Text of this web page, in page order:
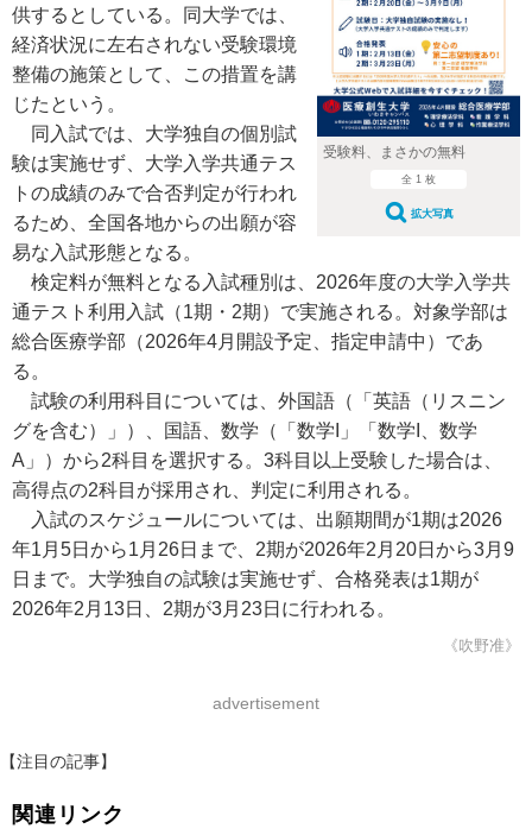
受験料、まさかの無料
全 1 枚
拡大写真
供するとしている。同大学では、
経済状況に左右されない受験環境
整備の施策として、この措置を講
じたという。
同入試では、大学独自の個別試
験は実施せず、大学入学共通テス
トの成績のみで合否判定が行われ
るため、全国各地からの出願が容
易な入試形態となる。
検定料が無料となる入試種別は、2026年度の大学入学共
通テスト利用入試（1期・2期）で実施される。対象学部は
総合医療学部（2026年4月開設予定、指定申請中）であ
る。
試験の利用科目については、外国語（「英語（リスニン
グを含む）」）、国語、数学（「数学I」「数学I、数学
A」）から2科目を選択する。3科目以上受験した場合は、
高得点の2科目が採用され、判定に利用される。
入試のスケジュールについては、出願期間が1期は2026
年1月5日から1月26日まで、2期が2026年2月20日から3月9
日まで。大学独自の試験は実施せず、合格発表は1期が
2026年2月13日、2期が3月23日に行われる。
《吹野准》
advertisement
【注目の記事】
関連リンク